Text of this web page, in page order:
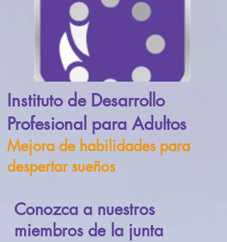
Instituto de Desarrollo
Profesional para Adultos
Mejora de habilidades para
despertar sueños
Conozca a nuestros
miembros de la junta